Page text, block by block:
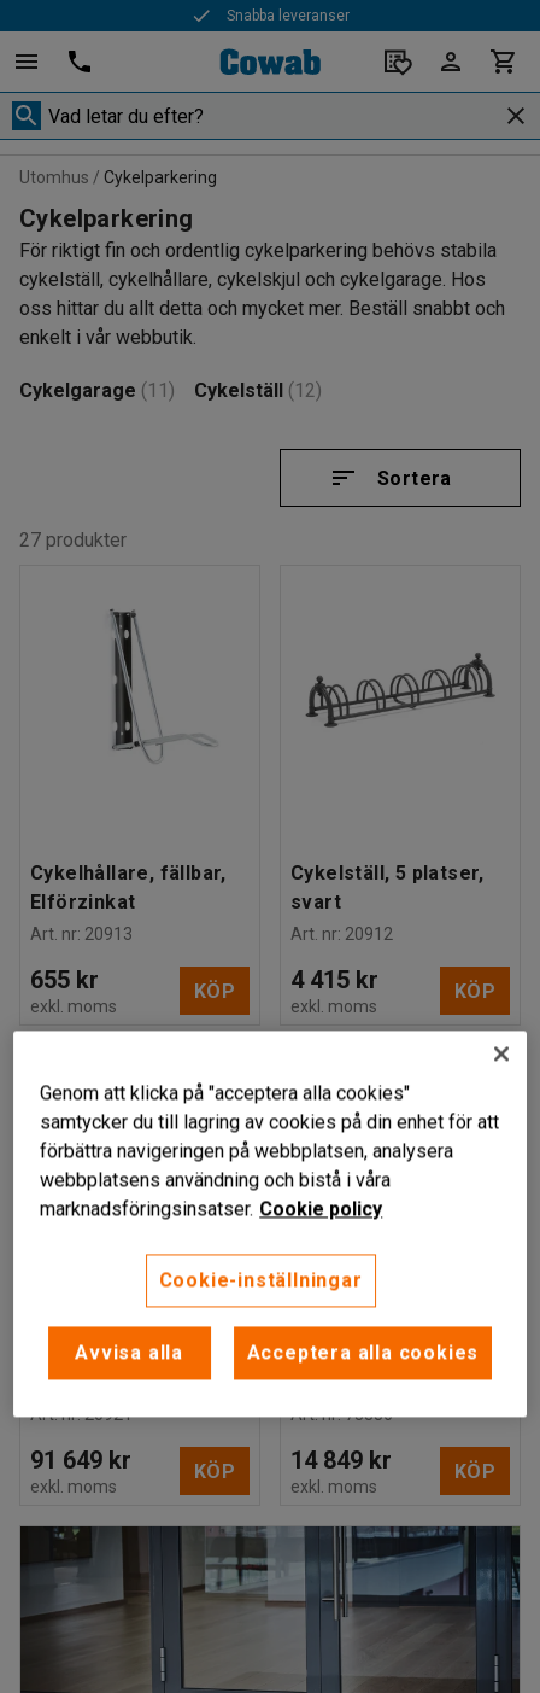
Snabba leveranser
Utomhus Cykelparkering
Cykelparkering
För riktigt fin och ordentlig cykelparkering behövs stabila
cykelställ, cykelhållare, cykelskjul och cykelgarage. Hos
oss hittar du allt detta och mycket mer. Beställ snabbt och
enkelt i vår webbutik.
Cykelgarage (11) Cykelställ (12)
Sortera
27 produkter
Cykelhållare, fällbar,
Elförzinkat
Art. nr: 20913
655 kr
exkl. moms
KÖP
Cykelställ, 5 platser,
svart
Art. nr: 20912
4 415 kr
exkl. moms
KÖP
Cykelgarage,
grundsektion, låsbart
Art. nr:20921
91 649 kr
exkl. moms
KÖP
Cykelgarage, 5 cyklar,
galvaniserat
Art. nr:73886
14 849 kr
exkl. moms
KÖP
Genom att klicka på "acceptera alla cookies"
samtycker du till lagring av cookies på din enhet för att
förbättra navigeringen på webbplatsen, analysera
webbplatsens användning och bistå i våra
marknadsföringsinsatser. Cookie policy
Cookie-inställningar
Avvisa alla Acceptera alla cookies